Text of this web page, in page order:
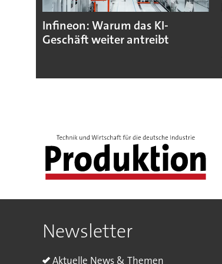
Infineon: Warum das KI-
Geschäft weiter antreibt
Newsletter
Aktuelle News & Themen